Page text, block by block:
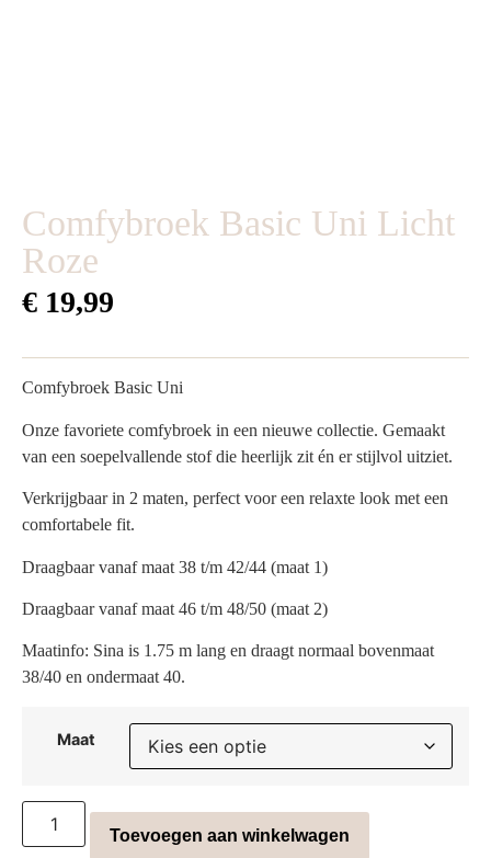
Comfybroek Basic Uni Licht
Roze
€ 19,99
Comfybroek Basic Uni
Onze favoriete comfybroek in een nieuwe collectie. Gemaakt
van een soepelvallende stof die heerlijk zit én er stijlvol uitziet.
Verkrijgbaar in 2 maten, perfect voor een relaxte look met een
comfortabele fit.
Draagbaar vanaf maat 38 t/m 42/44 (maat 1)
Draagbaar vanaf maat 46 t/m 48/50 (maat 2)
Maatinfo: Sina is 1.75 m lang en draagt normaal bovenmaat
38/40 en ondermaat 40.
Maat
Toevoegen aan winkelwagen